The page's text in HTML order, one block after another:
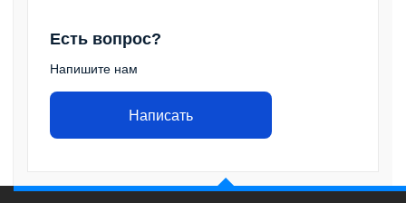
Есть вопрос?
Напишите нам
Написать